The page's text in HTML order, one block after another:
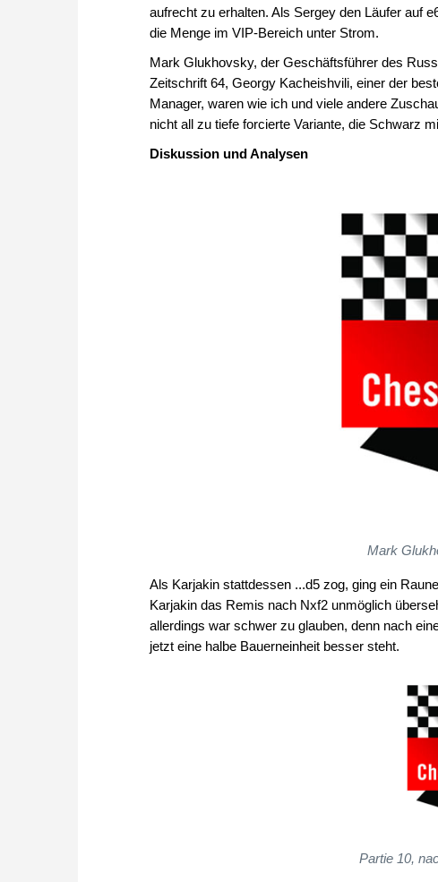
aufrecht zu erhalten. Als Sergey den Läufer auf
die Menge im VIP-Bereich unter Strom.
Mark Glukhovsky, der Geschäftsführer des
Zeitschrift 64, Georgy Kacheishvili, einer der
Manager, waren wie ich und viele andere
nicht all zu tiefe forcierte Variante, die Schwarz
Diskussion und Analysen
Mark
Als Karjakin stattdessen ...d5 zog, ging ein
Karjakin das Remis nach Nxf2 unmöglich
allerdings war schwer zu glauben, denn nach
jetzt eine halbe Bauerneinheit besser steht.
Partie 10,